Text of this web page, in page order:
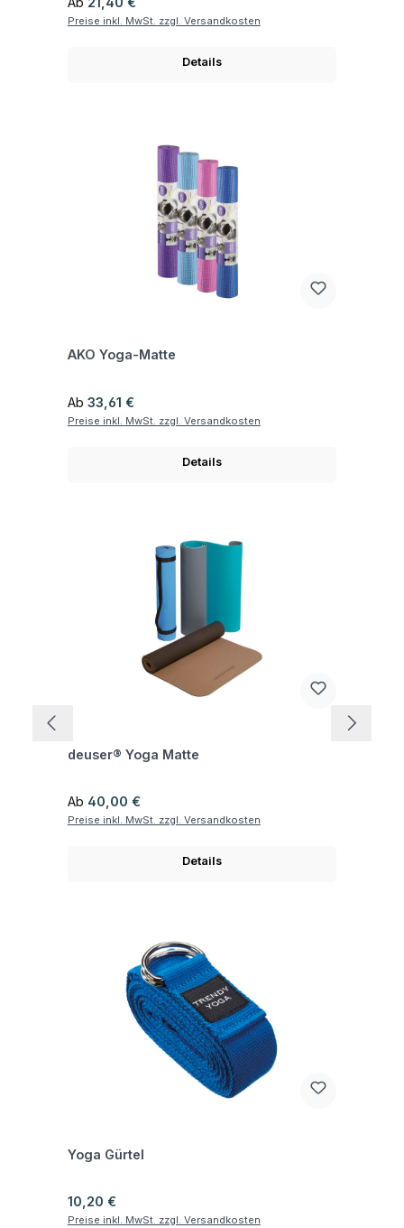
Preise inkl. MwSt. zzgl. Versandkosten
Details
AKO Yoga-Matte
Regulärer Preis:
Ab 33,61 €
Preise inkl. MwSt. zzgl. Versandkosten
Details
deuser® Yoga Matte
Regulärer Preis:
Ab 40,00 €
Preise inkl. MwSt. zzgl. Versandkosten
Details
Yoga Gürtel
Regulärer Preis:
10,20 €
Preise inkl. MwSt. zzgl. Versandkosten